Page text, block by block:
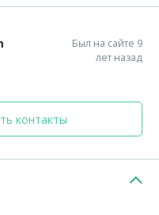
Был на сайте 9
лет назад
контакты